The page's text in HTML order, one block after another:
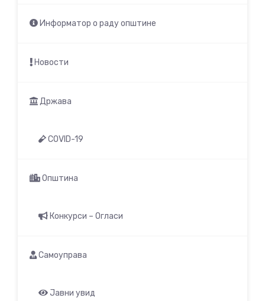
Информатор о раду општине
Новости
Држава
COVID-19
Општина
Конкурси – Огласи
Самоуправа
Јавни увид